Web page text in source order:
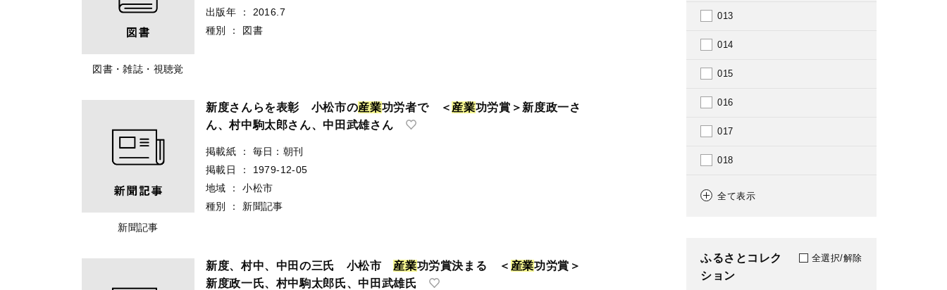
図書・雑誌・視聴覚
出版年
：
2016.7
種別
： 図書
新聞記事
新度さんらを表彰 小松市の産業功労者で ＜ 産業功労賞＞新度政一さ
ん、村中駒太郎さん、中田武雄さん
掲載紙 ：
毎日：朝刊
掲載日
：
1979-12-05
地域
：
小松市
種別
： 新聞記事
新度、村中、中田の三氏 小松市 産業功労賞決まる ＜ 産業功労賞＞
新度政一氏、村中駒太郎氏、中田武雄氏
013
014
015
016
017
018
019
022
全て表示
ふるさとコレク
ション
全選択/解除